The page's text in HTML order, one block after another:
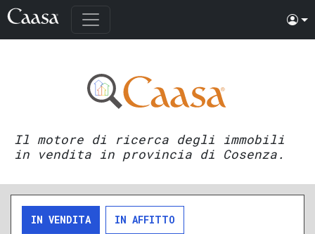
Il motore di ricerca degli immobili
in vendita in provincia di Cosenza.
IN VENDITA IN AFFITTO